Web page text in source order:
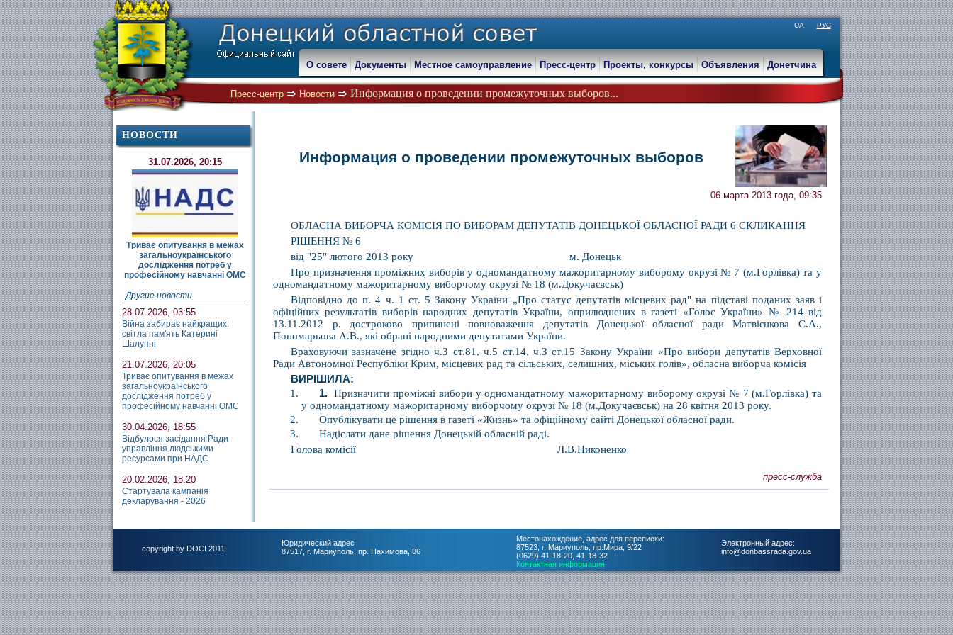
UA РУС
Пресс-центр Новости Информация о проведении промежуточных выборов...
О совете Документы Местное самоуправление Пресс-центр Проекты, конкурсы Объявления Донетчина
НОВОСТИ
31.07.2026, 20:15
Триває опитування в межах
загальноукраїнського
дослідження потреб у
професійному навчанні ОМС
Другие новости
28.07.2026, 03:55
Війна забирає найкращих:
світла пам'ять Катерині
Шалупні
21.07.2026, 20:05
Триває опитування в межах
загальноукраїнського
дослідження потреб у
професійному навчанні ОМС
30.04.2026, 18:55
Відбулося засідання Ради
управління людськими
ресурсами при НАДС
20.02.2026, 18:20
Стартувала кампанія
декларування - 2026
Информация о проведении промежуточных выборов
06 марта 2013 года, 09:35
ОБЛАСНА ВИБОРЧА КОМІСІЯ ПО ВИБОРАМ ДЕПУТАТІВ ДОНЕЦЬКОЇ ОБЛАСНОЇ РАДИ 6 СКЛИКАННЯ
РІШЕННЯ № 6
від "25" лютого 2013 року м. Донецьк
Про призначення проміжних виборів у одномандатному мажоритарному виборому окрузі № 7 (м.Горлівка) та у
одномандатному мажоритарному виборчому окрузі № 18 (м.Докучаєвськ)
Відповідно до п. 4 ч. 1 ст. 5 Закону України „Про статус депутатів місцевих рад" на підставі поданих заяв і
офіційних результатів виборів народних депутатів України, оприлюднених в газеті «Голос України» № 214 від
13.11.2012 р. достроково припинені повноваження депутатів Донецької обласної ради Матвієнкова С.А.,
Пономарьова А.В., які обрані народними депутатами України.
Враховуючи зазначене згідно ч.З ст.81, ч.5 ст.14, ч.З ст.15 Закону України «Про вибори депутатів Верховної
Ради Автономної Республіки Крим, місцевих рад та сільських, селищних, міських голів», обласна виборча комісія
ВИРІШИЛА:
1.Призначити проміжні вибори у одномандатному мажоритарному виборому окрузі № 7 (м.Горлівка) та
у одномандатному мажоритарному виборчому окрузі № 18 (м.Докучаєвськ) на 28 квітня 2013 року.
Опублікувати це рішення в газеті «Жизнь» та офіційному сайті Донецької обласної ради.
Надіслати дане рішення Донецькій обласній раді.
Голова комісії
Л.В.Никоненко
пресс-служба
copyright by DOCI 2011
Юридический адрес
87517, г. Мариуполь, пр. Нахимова, 86
Электронный адрес:
info@donbassrada.gov.ua
Местонахождение, адрес для переписки:
87523, г. Мариуполь, пр.Мира, 9/22
(0629) 41-18-20, 41-18-32
Контактная информация